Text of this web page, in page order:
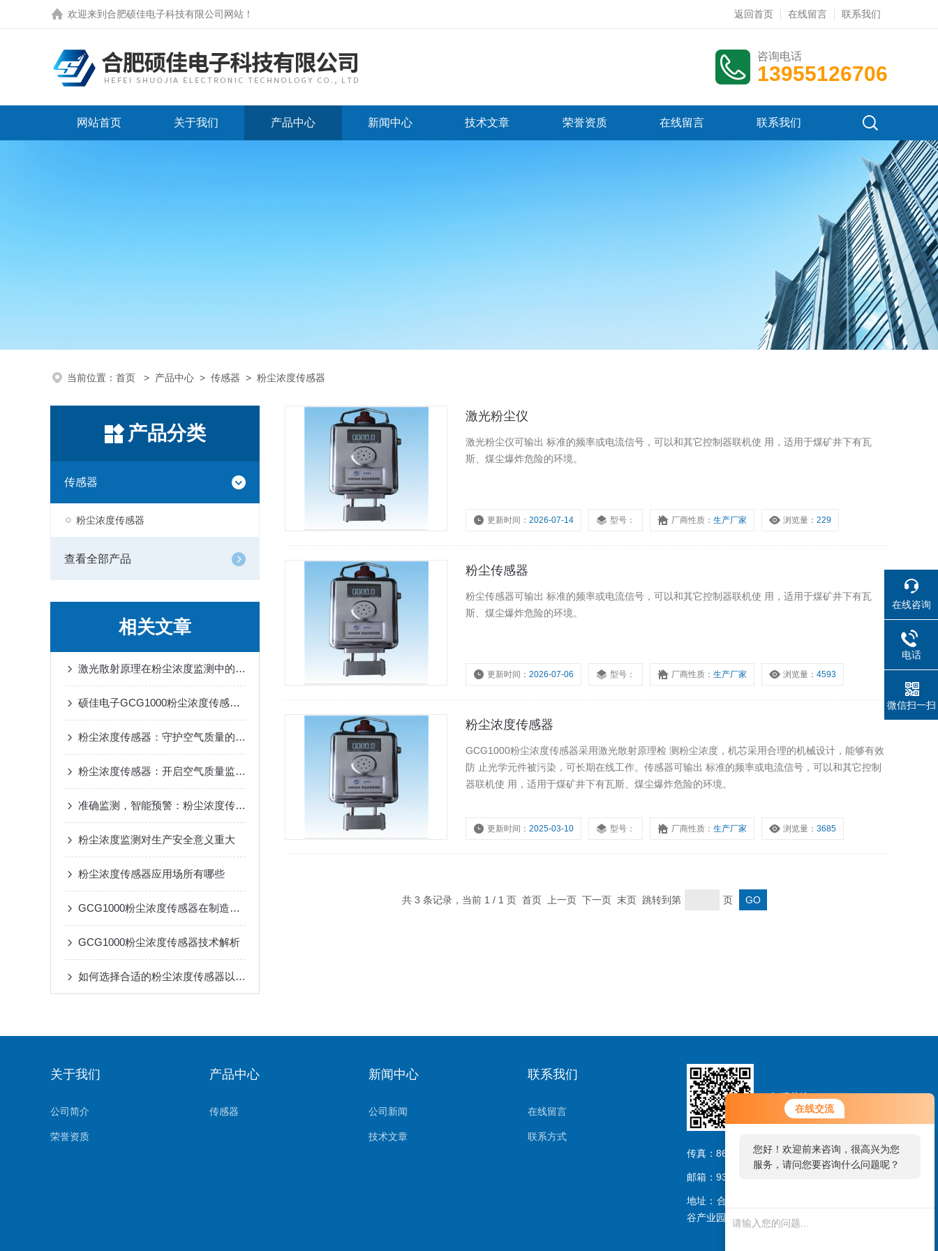
在线交流
您好！欢迎前来咨询，很高兴为您
服务，请问您要咨询什么问题呢？
欢迎来到 合肥硕佳电子科技有限公司网站 ！ 返回首页 在线留言 联系我们
咨询电话
13955126706
网站首页 关于我们 产品中心 新闻中心 技术文章 荣誉资质 在线留言 联系我们
当前位置： 首页 > 产品中心 > 传感器 > 粉尘浓度传感器
产品分类
传感器
粉尘浓度传感器
查看全部产品
相关文章
激光散射原理在粉尘浓度监测中的创新应用
硕佳电子GCG1000粉尘浓度传感器：高灵敏度与实时监测结合
粉尘浓度传感器：守护空气质量的“隐形卫士”
粉尘浓度传感器：开启空气质量监测的智能新时代
准确监测，智能预警：粉尘浓度传感器的高效应用
粉尘浓度监测对生产安全意义重大
粉尘浓度传感器应用场所有哪些
GCG1000粉尘浓度传感器在制造业中的应用
GCG1000粉尘浓度传感器技术解析
如何选择合适的粉尘浓度传感器以满足特定环境的需求？
激光粉尘仪
激光粉尘仪可输出 标准的频率或电流信号，可以和其它控制器联机使 用，适用于煤矿井下有瓦
斯、煤尘爆炸危险的环境。
更新时间：2026-07-14 型号： 厂商性质：生产厂家 浏览量：229
粉尘传感器
粉尘传感器可输出 标准的频率或电流信号，可以和其它控制器联机使 用，适用于煤矿井下有瓦
斯、煤尘爆炸危险的环境。
更新时间：2026-07-06 型号： 厂商性质：生产厂家 浏览量：4593
粉尘浓度传感器
GCG1000粉尘浓度传感器采用激光散射原理检 测粉尘浓度，机芯采用合理的机械设计，能够有效
防 止光学元件被污染，可长期在线工作。传感器可输出 标准的频率或电流信号，可以和其它控制
器联机使 用，适用于煤矿井下有瓦斯、煤尘爆炸危险的环境。
更新时间：2025-03-10 型号： 厂商性质：生产厂家 浏览量：3685
共 3 条记录，当前 1 / 1 页 首页 上一页 下一页 末页 跳转到第 页
关于我们
公司简介
荣誉资质
产品中心
传感器
新闻中心
公司新闻
技术文章
联系我们
在线留言
联系方式
扫码关注
传真：86-0551-62864956
邮箱：93703023@qq.com
地址：合肥市经济开发区汤口路2776号香馨创
谷产业园
在线咨询
电话
微信扫一扫